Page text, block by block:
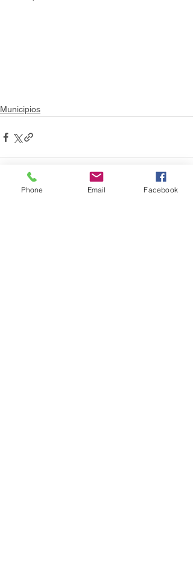
Municipios
Phone Email Facebook